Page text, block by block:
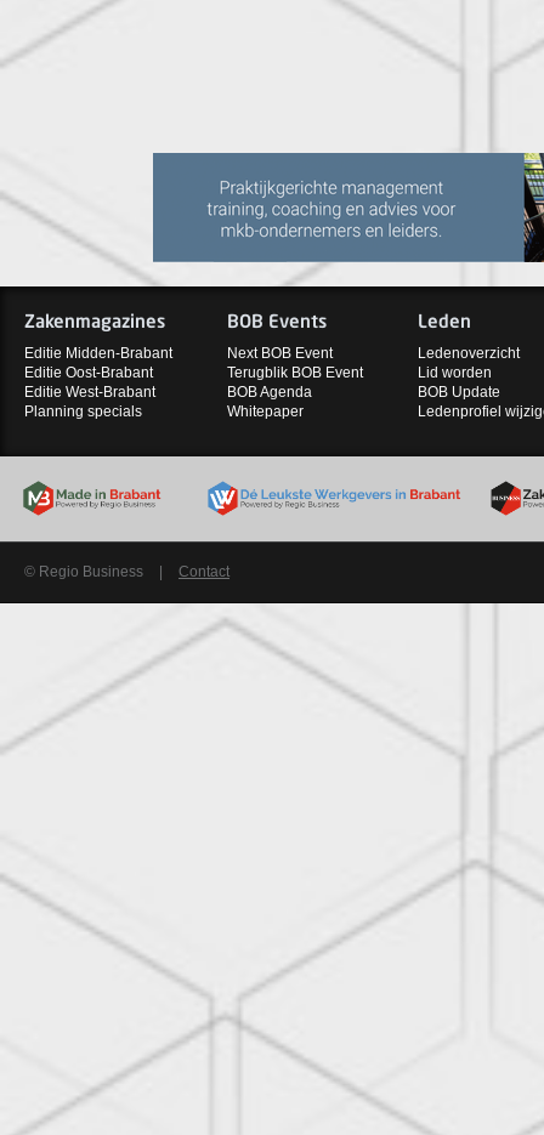
Zakenmagazines
Editie Midden-Brabant
Editie Oost-Brabant
Editie West-Brabant
Planning specials
BOB Events
Next BOB Event
Terugblik BOB Event
BOB Agenda
Whitepaper
Leden
Ledenoverzicht
Lid worden
BOB Update
Ledenprofiel
© Regio Business Contact